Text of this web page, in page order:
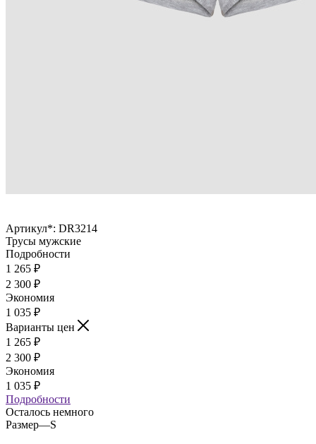
Артикул*: DR3214
Трусы мужские
Подробности
1 265 ₽
2 300 ₽
Экономия
1 035 ₽
Варианты цен
1 265 ₽
2 300 ₽
Экономия
1 035 ₽
Подробности
Осталось немного
Размер—S